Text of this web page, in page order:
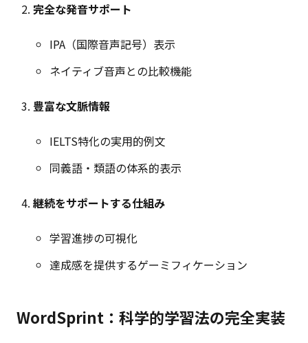
完全な発音サポート
IPA（国際音声記号）表示
ネイティブ音声との比較機能
豊富な文脈情報
IELTS特化の実用的例文
同義語・類語の体系的表示
継続をサポートする仕組み
学習進捗の可視化
達成感を提供するゲーミフィケーション
WordSprint：科学的学習法の完全実装